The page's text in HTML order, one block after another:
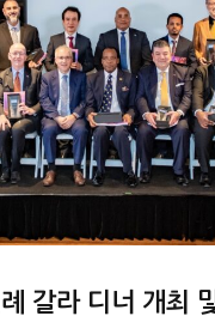
갈라 디너 개최